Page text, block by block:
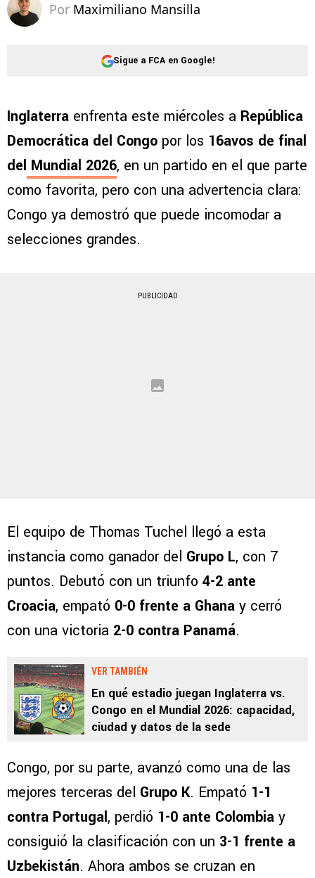
Por Maximiliano Mansilla
Sigue a FCA en Google!
Inglaterra enfrenta este miércoles a República
Democrática del Congo por los 16avos de final
del Mundial 2026, en un partido en el que parte
como favorita, pero con una advertencia clara:
Congo ya demostró que puede incomodar a
selecciones grandes.
PUBLICIDAD
El equipo de Thomas Tuchel llegó a esta
instancia como ganador del Grupo L, con 7
puntos. Debutó con un triunfo 4-2 ante
Croacia, empató 0-0 frente a Ghana y cerró
con una victoria 2-0 contra Panamá.
VER TAMBIÉN
En qué estadio juegan Inglaterra vs.
Congo en el Mundial 2026: capacidad,
ciudad y datos de la sede
Congo, por su parte, avanzó como una de las
mejores terceras del Grupo K. Empató 1-1
contra Portugal, perdió 1-0 ante Colombia y
consiguió la clasificación con un 3-1 frente a
Uzbekistán. Ahora ambos se cruzan en